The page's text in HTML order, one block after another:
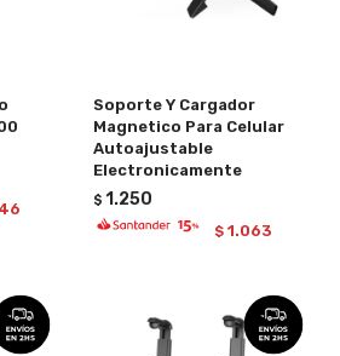
Soporte Y Cargador
Magnetico Para Celular
Autoajustable
Electronicamente
$ 1.250
$ 1.063